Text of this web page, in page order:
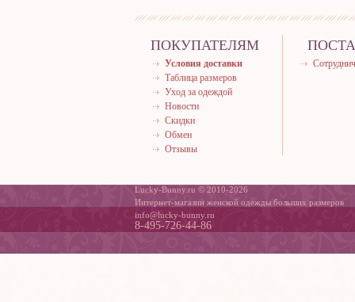
ПОКУПАТЕЛЯМ
Условия доставки
Таблица размеров
Уход за одеждой
Новости
Скидки
Обмен
Отзывы
Lucky-Bunny.ru © 2010-2026
Интернет-магазин женской одежды больших размеров
info@lucky-bunny.ru
8-495-726-44-86